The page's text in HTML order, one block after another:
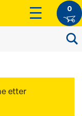
0
etter